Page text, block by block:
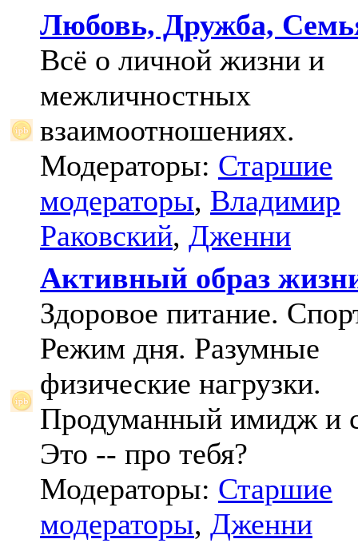
Любовь, Дружба,
Всё о личной жизни и
межличностных
взаимоотношениях.
Модераторы: Старшие
модераторы, Владимир
Раковский, Дженни
Активный образ
Здоровое питание.
Режим дня. Разумные
физические нагрузки.
Продуманный имидж и
Это -- про тебя?
Модераторы: Старшие
модераторы, Дженни